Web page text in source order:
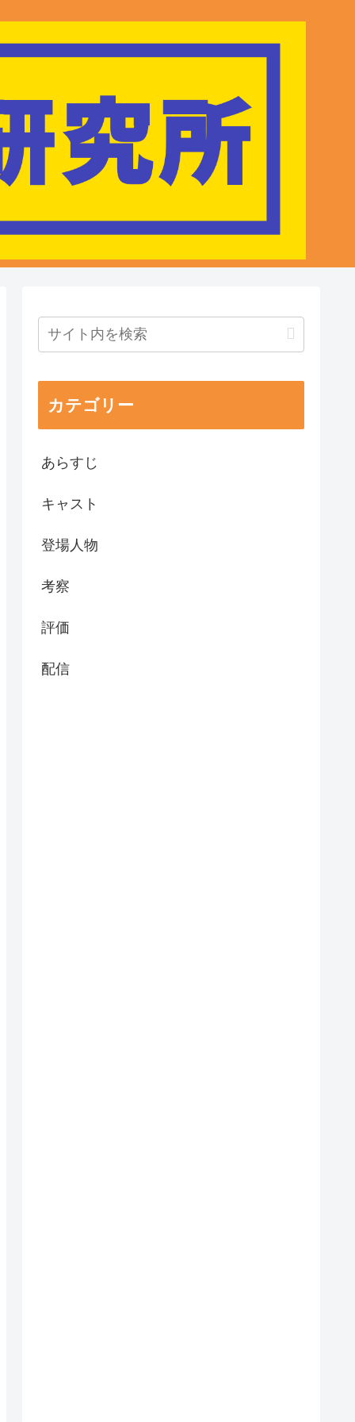
カテゴリー
あらすじ
キャスト
登場人物
考察
評価
配信